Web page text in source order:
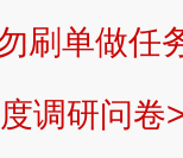
>> 提交品
刷单做任
调研问卷